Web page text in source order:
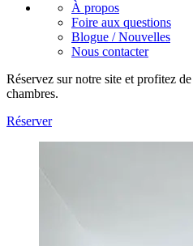
À propos
Foire aux questions
Blogue / Nouvelles
Nous contacter
Réservez sur notre site et profitez
chambres.
Réserver